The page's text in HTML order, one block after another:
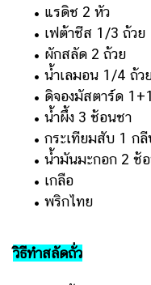
สัตว์
เลี้ยง
Infographic
บริการ
แอปฯ
กระปุก
คอร์ส
ออนไลน์
เรียน
เลข
• แรดิช 2 หัว
• เฟต้าชีส 1/3 ถ้วย
• ผักสลัด 2 ถ้วย
• น้ำเลมอน 1/4 ถ้ว
• ดิจองมัสตาร์ด
• น้ำผึ้ง 3 ช้อนชา
• กระเทียมสับ 1 กลี
• น้ำมันมะกอก 2 ช้อ
• เกลือ
• พริกไทย
วิธีทำสลัดถั่ว